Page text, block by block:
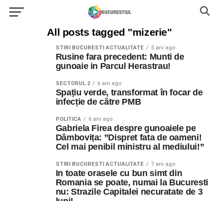
All posts tagged "mizerie"
STIRI BUCURESTI ACTUALITATE 5 ani ago
Rusine fara precedent: Munti de
gunoaie in Parcul Herastrau!
SECTORUL 2 6 ani ago
Spațiu verde, transformat în focar de
infecție de către PMB
POLITICA 6 ani ago
Gabriela Firea despre gunoaiele pe
Dâmbovița: ”Dispret fata de oameni!
Cel mai penibil ministru al mediului!”
STIRI BUCURESTI ACTUALITATE 7 ani ago
In toate orasele cu bun simt din
Romania se poate, numai la Bucuresti
nu: Strazile Capitalei necuratate de 3